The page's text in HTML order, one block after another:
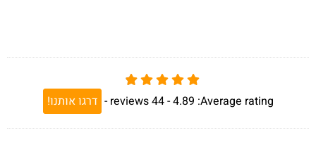
Average rating:
4.89 -
44
reviews
- דרגו אותנו!